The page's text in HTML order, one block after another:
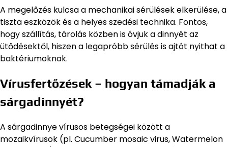
A megelőzés kulcsa a mechanikai sérülések elkerülése, a
tiszta eszközök és a helyes szedési technika. Fontos,
hogy szállítás, tárolás közben is óvjuk a dinnyét az
ütődésektől, hiszen a legapróbb sérülés is ajtót nyithat a
baktériumoknak.
Vírusfertőzések – hogyan támadják a
sárgadinnyét?
A sárgadinnye vírusos betegségei között a
mozaikvírusok (pl. Cucumber mosaic virus, Watermelon